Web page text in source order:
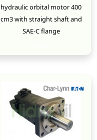
hydraulic orbital motor 400
cm3 with straight shaft and
SAE-C flange